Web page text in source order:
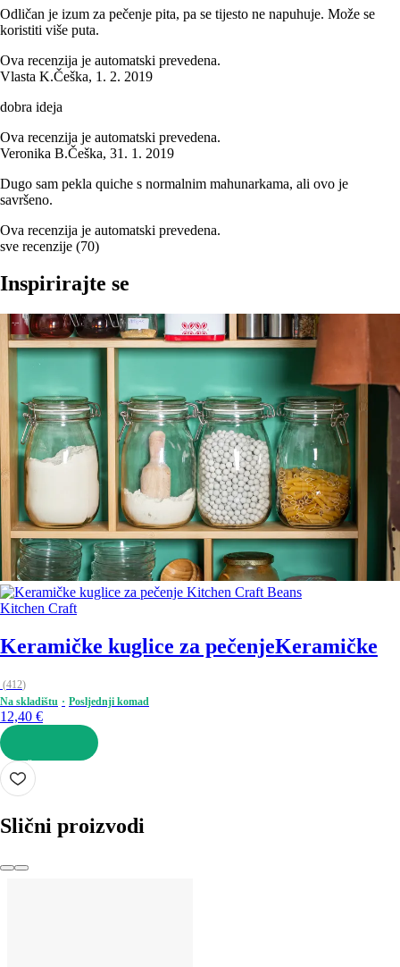
Odličan je izum za pečenje pita, pa se tijesto ne napuhuje. Može se
koristiti više puta.
Ova recenzija je automatski prevedena.
Vlasta K.Češka, 1. 2. 2019
dobra ideja
Ova recenzija je automatski prevedena.
Veronika B.Češka, 31. 1. 2019
Dugo sam pekla quiche s normalnim mahunarkama, ali ovo je
savršeno.
Ova recenzija je automatski prevedena.
sve recenzije (70)
Inspirirajte se
Kitchen Craft
Keramičke kuglice za pečenjeKeramičke
(412)
Na skladištu
Posljednji komad
12,40 €
U KOŠARICU
Slični proizvodi